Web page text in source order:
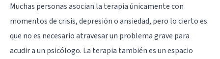
Muchas personas asocian la terapia únicamente con
momentos de crisis, depresión o ansiedad, pero lo cierto es
que no es necesario atravesar un problema grave para
acudir a un psicólogo. La terapia también es un espacio